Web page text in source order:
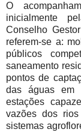
O
inicialmente
Conselho
referem-se a:
públicos
saneamento
pontos de
das águas em
estações
vazões dos
sistemas